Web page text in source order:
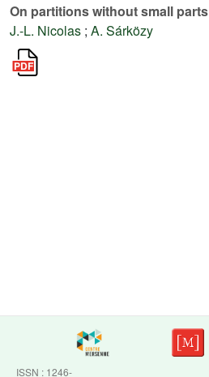
On partitions without small parts
J.-L. Nicolas ; A. Sárközy
ISSN : 1246-